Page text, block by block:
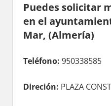
Puedes solicitar
en el
Mar, (Almería)
Teléfono: 950338585
Direción: PLAZA